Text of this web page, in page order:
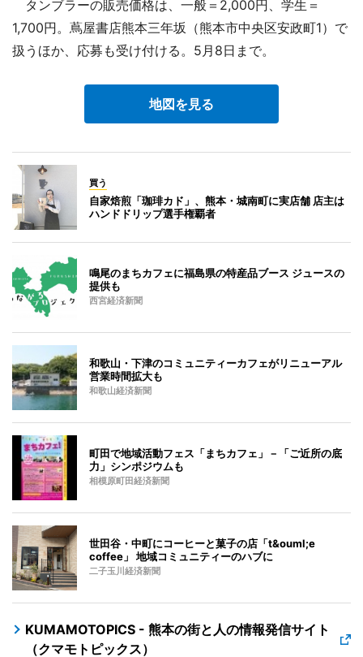
タンブラーの販売価格は、一般＝2,000円、学生＝
1,700円。蔦屋書店熊本三年坂（熊本市中央区安政町1）で
扱うほか、応募も受け付ける。5月8日まで。
地図を見る
買う
自家焙煎「珈琲カド」、熊本・城南町に実店舗 店主は
ハンドドリップ選手権覇者
鳴尾のまちカフェに福島県の特産品ブース ジュースの
提供も
西宮経済新聞
和歌山・下津のコミュニティーカフェがリニューアル
営業時間拡大も
和歌山経済新聞
町田で地域活動フェス「まちカフェ」－「ご近所の底
力」シンポジウムも
相模原町田経済新聞
世田谷・中町にコーヒーと菓子の店「t&ouml;e
coffee」 地域コミュニティーのハブに
二子玉川経済新聞
KUMAMOTOPICS - 熊本の街と人の情報発信サイト
（クマモトピックス）